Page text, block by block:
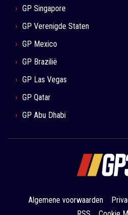
GP Singapore
GP Verenigde Staten
GP Mexico
GP Brazilië
GP Las Vegas
GP Qatar
GP Abu Dhabi
Algemene voorwaarden